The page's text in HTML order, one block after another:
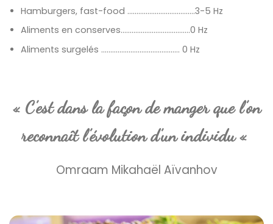
Hamburgers, fast-food ……………………….………3-5 Hz
Aliments en conserves………………………………..0 Hz
Aliments surgelés ………………………………..….. 0 Hz
« C’est dans la façon de manger que l’on
reconnaît l’évolution d’un individu «
Omraam Mikahaël Aïvanhov